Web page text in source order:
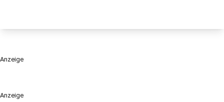
Anzeige
Anzeige